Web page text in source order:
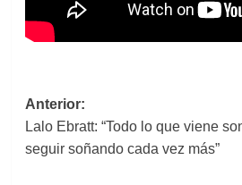
Navegación
de
entradas
Anterior:
Lalo Ebratt: “Todo lo que viene
seguir soñando cada vez más”